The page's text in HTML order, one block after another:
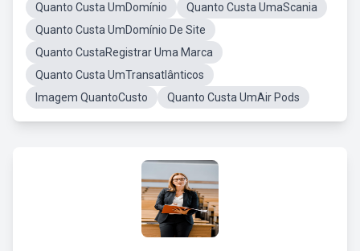
Quanto Custa UmDomínio
Quanto Custa UmaScania
Quanto Custa UmDomínio De Site
Quanto CustaRegistrar Uma Marca
Quanto Custa UmTransatlânticos
Imagem QuantoCusto
Quanto Custa UmAir Pods